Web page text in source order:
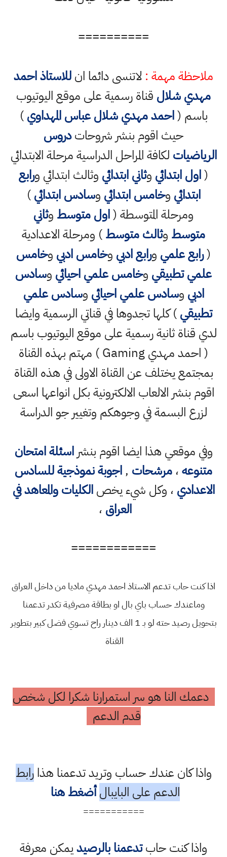
==========
ملاحظة مهمة : لاتنسى دائما انللاستاذ احمد
مهدي شلال قناة رسمية على موقع اليوتيوب
باسم (احمد مهدي شلال عباس المهداوي)
حيث اقوم بنشر شروحاتدروس
الرياضيات لكافة المراحل الدراسية مرحلة الابتدائي
(اول ابتدائي وثاني ابتدائي وثالث ابتدائي ورابع
ابتدائي وخامس ابتدائي وسادس ابتدائي)
ومرحلة المتوسطة (اول متوسط وثاني
متوسط وثالث متوسط) ومرحلة الاعدادية
(رابع علمي ورابع ادبي وخامس ادبي وخامس
علمي تطبيقي وخامس علمي احيائي وسادس
ادبي وسادس علمي احيائي وسادس علمي
تطبيقي) كلها تجدوها في قناتي الرسمية وايضا
لدي قناة ثانية رسمية على موقع اليوتيوب باسم
( احمد مهدي Gaming ) مهتم بهذه القناة
بمجتمع يختلف عن القناة الاولى في هذه القناة
اقوم بنشر الالعاب الالكترونية بكل انواعها اسعى
لزرع البسمة في وجوهكم وتغيير جو الدراسة
وفي موقعي هذا ايضا اقوم بنشراسئلة امتحان
متنوعه،مرشحات ,اجوبة نموذجية للسادس
الاعدادي ، وكل شيء يخصالكليات والمعاهد في
العراق ،
============
اذا كنت حاب تدعم الاستاذ احمد مهدي ماديا من داخل العراق
وماعندك حساب باي بال او بطاقة مصرفية تكدر تدعمنا
بتحويل رصيد حته لو بـ 1 الف دينار راح تسوي فضل كبير بتطوير
القناة
دعمك النا هو سر استمرارنا شكرا لكل شخص
قدم الدعم
واذا كان عندك حساب وتريد تدعمنا هذارابط
الدعم على البايبال أضغط هنا
===========
واذا كنت حابتدعمنا بالرصيديمكن معرفة